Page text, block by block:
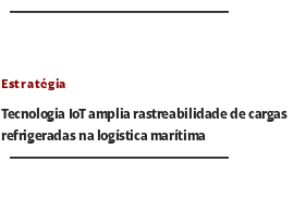
Estratégia
Tecnologia IoT amplia rastreabilidade de cargas
refrigeradas na logística marítima